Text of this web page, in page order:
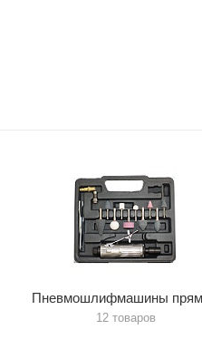
Пневмошлифмашины
12 товаров